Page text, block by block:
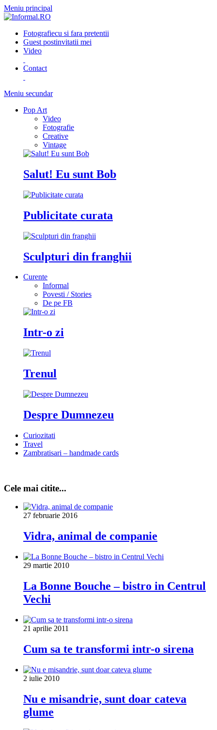
Meniu principal
Fotografiecu si fara pretentii
Guest postinvitatii mei
Video
Contact
Meniu secundar
Pop Art
Video
Fotografie
Creative
Vintage
Salut! Eu sunt Bob
Publicitate curata
Sculpturi din franghii
Curente
Informal
Povesti / Stories
De pe FB
Intr-o zi
Trenul
Despre Dumnezeu
Curiozitati
Travel
Zambratisari – handmade cards
Cele mai citite...
27 februarie 2016
Vidra, animal de companie
29 martie 2010
La Bonne Bouche – bistro in Centrul
Vechi
21 aprilie 2011
Cum sa te transformi intr-o sirena
2 iulie 2010
Nu e misandrie, sunt doar cateva
glume